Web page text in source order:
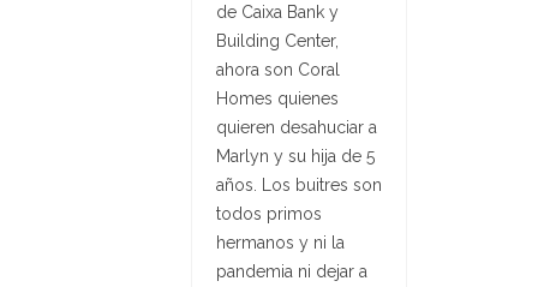
de Caixa Bank y
Building Center,
ahora son Coral
Homes quienes
quieren desahuciar a
Marlyn y su hija de 5
años. Los buitres son
todos primos
hermanos y ni la
pandemia ni dejar a